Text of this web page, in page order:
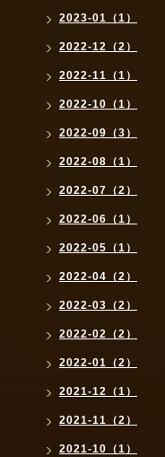
2023-01（1）
2022-12（2）
2022-11（1）
2022-10（1）
2022-09（3）
2022-08（1）
2022-07（2）
2022-06（1）
2022-05（1）
2022-04（2）
2022-03（2）
2022-02（2）
2022-01（2）
2021-12（1）
2021-11（2）
2021-10（1）